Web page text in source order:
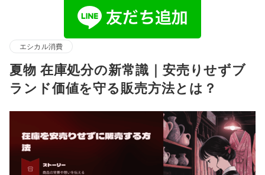
エシカル消費
夏物 在庫処分の新常識｜安売りせずブ
ランド価値を守る販売方法とは？